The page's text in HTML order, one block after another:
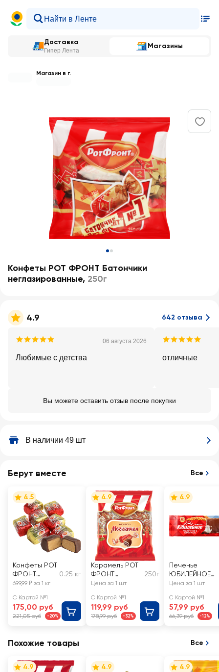
Доставка
Гипер Лента
Магазины
Магазин в г.
Конфеты РОТ ФРОНТ Батончики
неглазированные, 250г
4.9 642 отзыва
06 августа 2026
Любимые с детства отличные
Вы можете оставить отзыв после покупки
В наличии 49 шт
Берут вместе Все
4.5
Конфеты РОТ
ФРОНТ
Халва
ая, весовые
0.25 кг
699,99 ₽ за 1 кг
С Картой №1
175,00 руб
221,05 руб -20%
4.9
Карамель РОТ
ФРОНТ
Москвичка
250г
Цена за 1 шт
С Картой №1
119,99 руб
178,99 руб -32%
4.9
Печенье
ЮБИЛЕЙНОЕ
молочное с
Цена за 1 шт
С Картой №1
57,99 руб
66,39 руб -12%
Похожие товары Все
4.9 4.9 4.9